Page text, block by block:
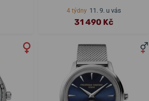
4 týdny 11. 9. u vás
31 490 Kč